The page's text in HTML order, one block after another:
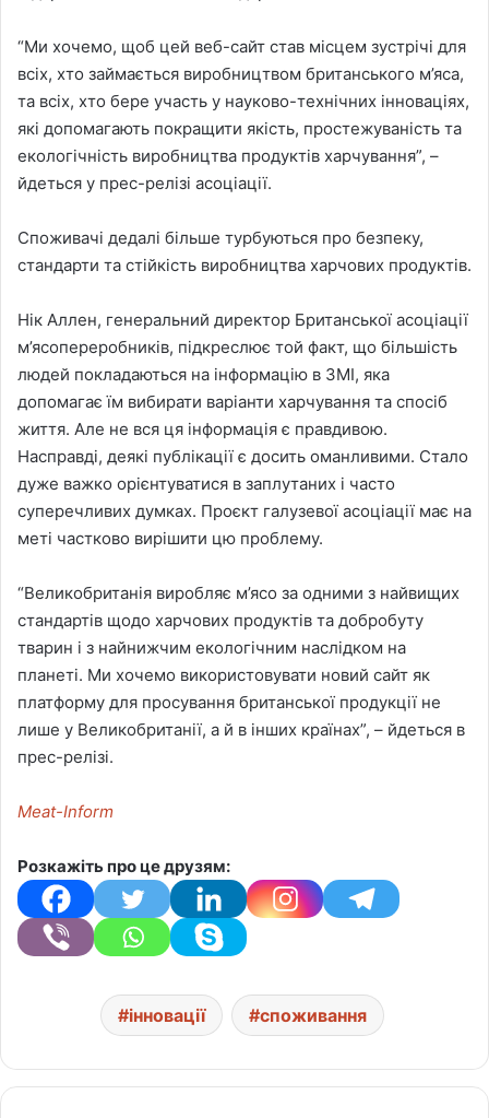
“Ми хочемо, щоб цей веб-сайт став місцем зустрічі для
всіх, хто займається виробництвом британського м’яса,
та всіх, хто бере участь у науково-технічних інноваціях,
які допомагають покращити якість, простежуваність та
екологічність виробництва продуктів харчування”, –
йдеться у прес-релізі асоціації.
Споживачі дедалі більше турбуються про безпеку,
стандарти та стійкість виробництва харчових продуктів.
Нік Аллен, генеральний директор Британської асоціації
м’ясопереробників, підкреслює той факт, що більшість
людей покладаються на інформацію в ЗМІ, яка
допомагає їм вибирати варіанти харчування та спосіб
життя. Але не вся ця інформація є правдивою.
Насправді, деякі публікації є досить оманливими. Стало
дуже важко орієнтуватися в заплутаних і часто
суперечливих думках. Проєкт галузевої асоціації має на
меті частково вирішити цю проблему.
“Великобританія виробляє м’ясо за одними з найвищих
стандартів щодо харчових продуктів та добробуту
тварин і з найнижчим екологічним наслідком на
планеті. Ми хочемо використовувати новий сайт як
платформу для просування британської продукції не
лише у Великобританії, а й в інших країнах”, – йдеться в
прес-релізі.
Meat-Inform
Розкажіть про це друзям:
інновації споживання